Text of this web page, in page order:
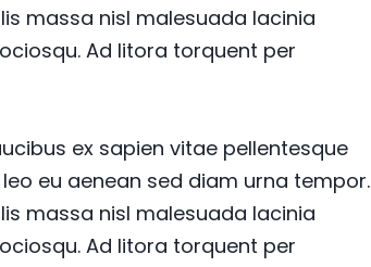
massa nisl malesuada lacinia
Ad litora torquent per
ex sapien vitae pellentesque
eu aenean sed diam urna tempor.
massa nisl malesuada lacinia
Ad litora torquent per